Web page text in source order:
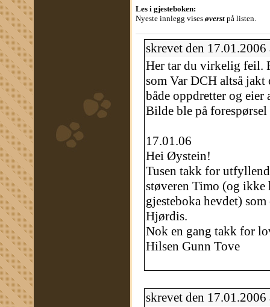
Les i gjesteboken:
Nyeste innlegg vises øverst på listen.
skrevet den
Her tar du virkelig feil.
som Var DCH altså
både oppdretter og eier
Bilde ble på
17.01.06
Hei Øystein!
Tusen takk for
støveren Timo (og ikke
gjesteboka hevdet)
Hjørdis.
Nok en gang takk for
Hilsen Gunn Tove
skrevet den